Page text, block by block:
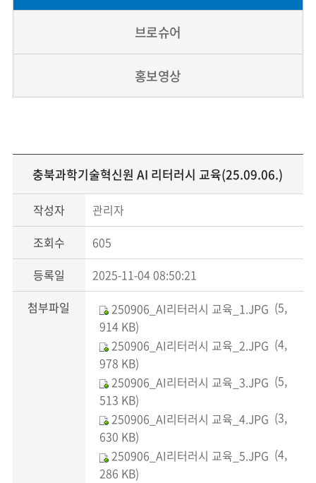
브로슈어
홍보영상
충북과학기술혁신원 AI 리터러시 교육(25.09.06.)
작성자
관리자
조회수
605
등록일
2025-11-04 08:50:21
첨부파일
250906_AI리터러시 교육_1.JPG (5,
914 KB)
250906_AI리터러시 교육_2.JPG (4,
978 KB)
250906_AI리터러시 교육_3.JPG (5,
513 KB)
250906_AI리터러시 교육_4.JPG (3,
630 KB)
250906_AI리터러시 교육_5.JPG (4,
286 KB)